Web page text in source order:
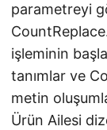
parametreyi
işleminin
tanımlar ve
metin
Ürün Ailesi